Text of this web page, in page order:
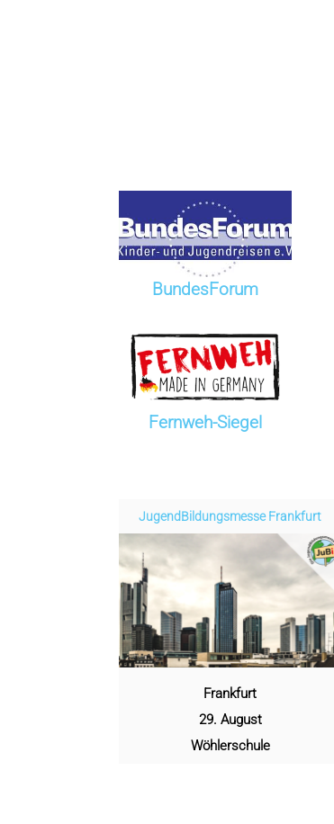
BundesForum
Fernweh-Siegel
Jugend­­­­­Bildungsmess­e Frankfurt
Frankfurt
29. August
Wöhlerschule